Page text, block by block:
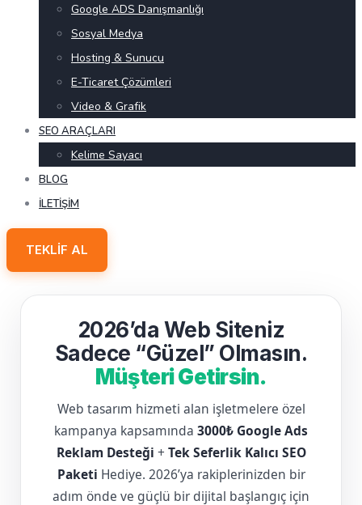
Google ADS Danışmanlığı
Sosyal Medya
Hosting & Sunucu
E-Ticaret Çözümleri
Video & Grafik
SEO ARAÇLARI
Kelime Sayacı
BLOG
İLETIŞIM
TEKLIF AL
2026’da Web Siteniz
Sadece “Güzel” Olmasın.
Müşteri Getirsin.
Web tasarım hizmeti alan işletmelere özel
kampanya kapsamında 3000₺ Google Ads
Reklam Desteği + Tek Seferlik Kalıcı SEO
Paketi Hediye. 2026’ya rakiplerinizden bir
adım önde ve güçlü bir dijital başlangıç için